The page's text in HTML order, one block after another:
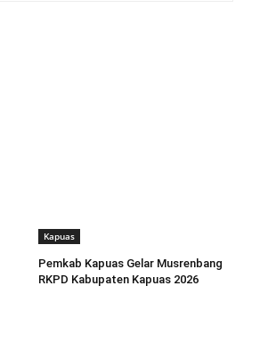
Kapuas
Pemkab Kapuas Gelar Musrenbang
RKPD Kabupaten Kapuas 2026